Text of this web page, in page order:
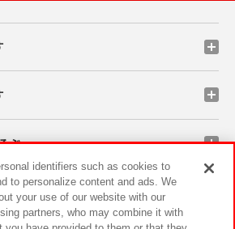
ぶ
ーン
identifiers such as cookies to
to personalize content and ads. We
your use of our website with our
partners, who may combine it with